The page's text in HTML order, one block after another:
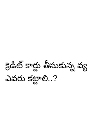
క్రెడిట్ కార్డు తీసుకున్న
ఎవరు కట్టాలి..?